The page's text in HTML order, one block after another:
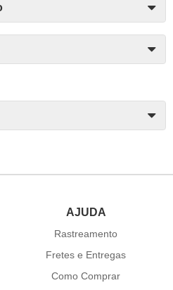
AJUDA
Rastreamento
Fretes e Entregas
Como Comprar